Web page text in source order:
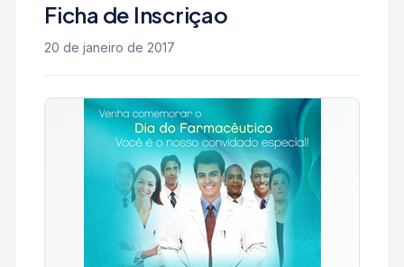
Ficha de Inscriçao
20 de janeiro de 2017